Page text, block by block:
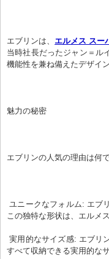
エブリンは、 エルメス スー
当時社長だったジャン＝ル
機能性を兼ね備えたデザイ
魅力の秘密
エブリンの人気の理由は何
ユニークなフォルム: エブリンの特徴といえば、その丸みを帯びたスクエアフォルムです。
この独特な形状は、エルメ
実用的なサイズ感: エブリンは、長財布やスマートフォンなど、日常的に持ち歩く必需品を
すべて収納できる実用的な